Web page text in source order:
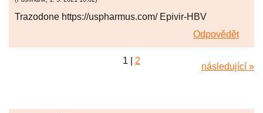
Trazodone https://uspharmus.com/ Epivir-HBV
Odpovědět
1 2
následující »